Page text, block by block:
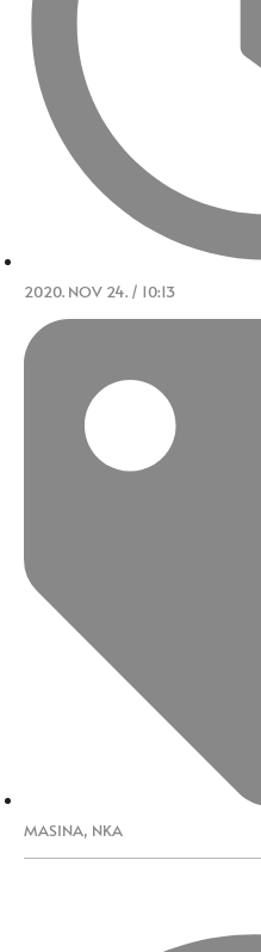
2020. NOV 24. / 10:13
MASINA, NKA